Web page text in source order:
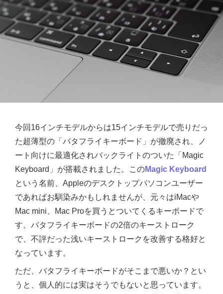
今回16インチモデルからは15インチモデルで売りだっ
た超薄型の「バタフライキーボード」が撤廃され、ノ
ート向けに最適化されバックライトのついた「Magic
Keyboard」が搭載されました。このMagic Keyboard
という名前、Appleのデスクトップパソコンユーザー
であればお馴染みかもしれませんが、元々はiMacや
Mac mini、Mac Proを買うとついてくるキーボードで
す。バタフライキーボードの2倍のキーストローク
で、不評だった浅いキーストロークを改善する格好と
なっています。
ただ、バタフライキーボードがそこまで悪いか？とい
うと、個人的には実はそうでもないと思っています。